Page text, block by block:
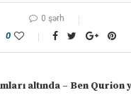
0 şərh
0
altında – Ben Qurion